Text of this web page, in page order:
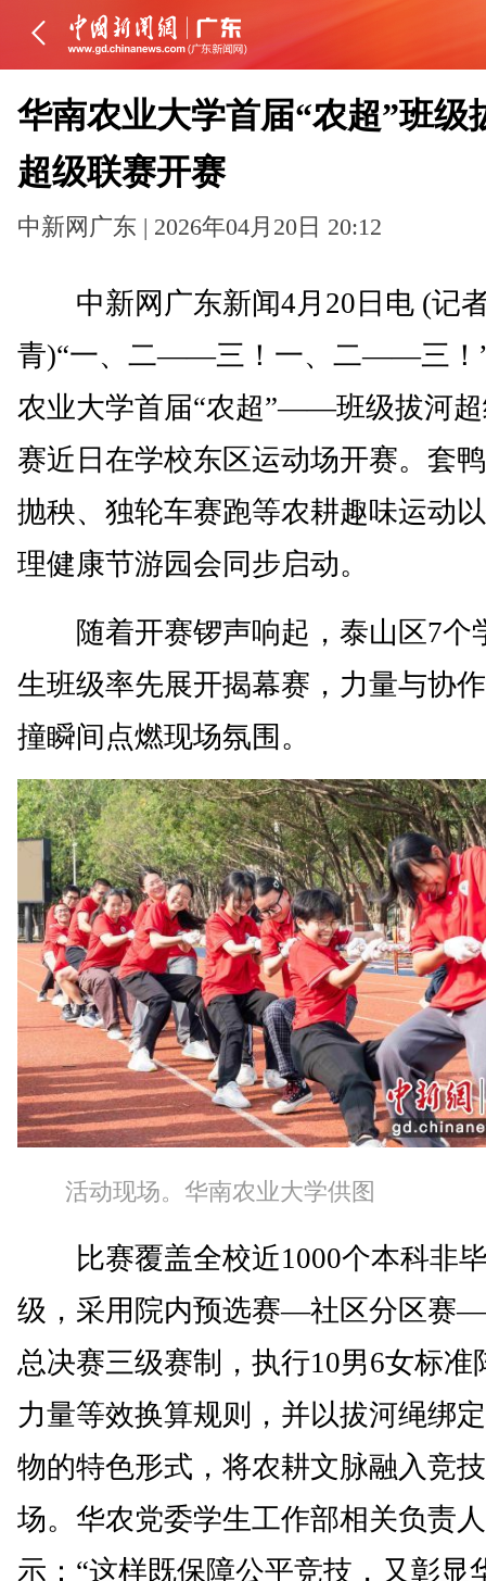
华南农业大学首届“农超”班级
超级联赛开赛
中新网广东 | 2026年04月20日 20:12
中新网广东新闻4月20日电 (记
青)“一、二——三！一、二——三！
农业大学首届“农超”——班级拔河
赛近日在学校东区运动场开赛。套
抛秧、独轮车赛跑等农耕趣味运动
理健康节游园会同步启动。
随着开赛锣声响起，泰山区7个
生班级率先展开揭幕赛，力量与协
撞瞬间点燃现场氛围。
活动现场。华南农业大学供图
比赛覆盖全校近1000个本科非
级，采用院内预选赛—社区分区赛
总决赛三级赛制，执行10男6女标准
力量等效换算规则，并以拔河绳绑
物的特色形式，将农耕文脉融入竞
场。华农党委学生工作部相关负责
示：“这样既保障公平竞技，又彰显